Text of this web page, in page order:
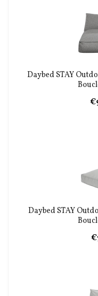
Daybed STAY
Daybed STAY